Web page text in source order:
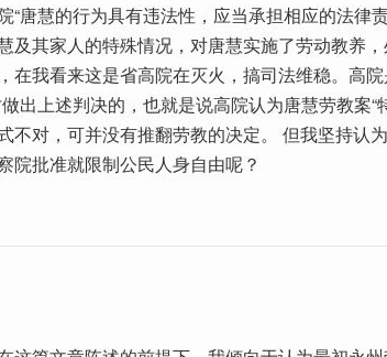
“唐慧的行为具有违法性，应当承担相应的法律
及其家人的特殊情况，对唐慧实施了劳动教养
在我看来这是省高院在灭火，搞司法维稳。高
出上述判决的，也就是说高院认为唐慧劳教案“
不对，可并没有推翻劳教的决定。 但我坚持认
院批准就限制公民人身自由呢？